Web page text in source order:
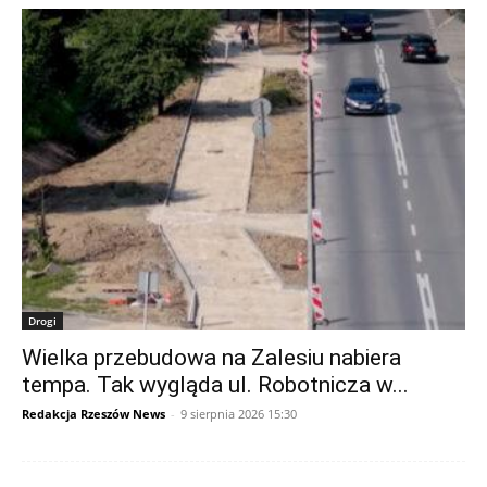
Drogi
Wielka przebudowa na Zalesiu nabiera
tempa. Tak wygląda ul. Robotnicza w...
Redakcja Rzeszów News - 9 sierpnia 2026 15:30